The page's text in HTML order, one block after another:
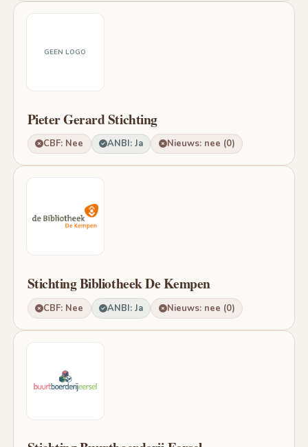
GEEN LOGO
Pieter Gerard Stichting
CBF: Nee ANBI: Ja Nieuws: nee (0)
Stichting Bibliotheek De Kempen
CBF: Nee ANBI: Ja Nieuws: nee (0)